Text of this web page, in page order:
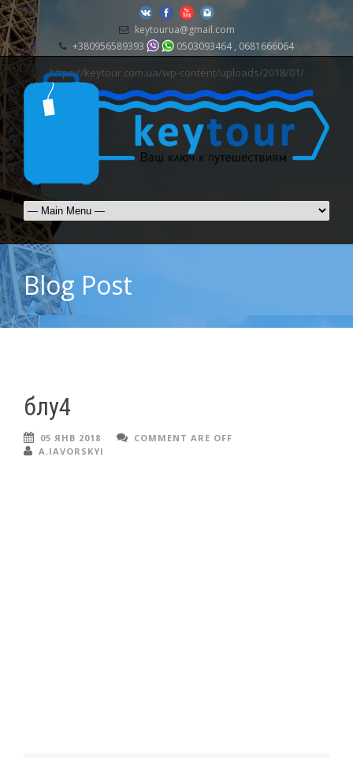
keytourua@gmail.com
+380956589393
0503093464 , 0681666064
https://keytour.com.ua/wp-content/uploads/2018/01/
Blog Post
блу4
05 ЯНВ 2018
COMMENT ARE OFF
A.IAVORSKYI